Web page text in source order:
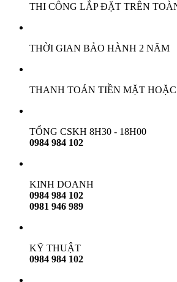
THI CÔNG LẮP ĐẶT TRÊN
THỜI GIAN BẢO HÀNH 2 NĂM
THANH TOÁN TIỀN MẶT
TỔNG CSKH 8H30 - 18H00
0984 984 102
KINH DOANH
0984 984 102
0981 946 989
KỸ THUẬT
0984 984 102